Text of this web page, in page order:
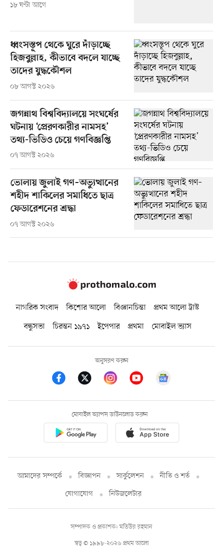
১৮ ঘণ্টা আগে
ধ্বংসস্তূপ থেকে ঘুরে দাঁড়াচ্ছে
হিজবুল্লাহ, কীভাবে বদলে যাচ্ছে
তাদের যুদ্ধকৌশল
০৮ আগস্ট ২০২৬
জগন্নাথ বিশ্ববিদ্যালয়ে সংঘর্ষের
ঘটনায় ‘প্রেরণকারীর নামসহ’
তথ্য-ভিডিও চেয়ে গণবিজ্ঞপ্তি
০৭ আগস্ট ২০২৬
ভোলায় জুলাই গণ–অভ্যুত্থানের
শহীদ শাকিলের সমাধিতে ছাত্র
ফেডারেশনের শ্রদ্ধা
০৭ আগস্ট ২০২৬
নাগরিক সংবাদ কিশোর আলো বিজ্ঞানচিন্তা
প্রথম আলো ট্রাস্ট
বন্ধুসভা
চিরন্তন ১৯৭১ ইপেপার প্রথমা মোবাইল ভ্যাস
অনুসরণ করুন
মোবাইল অ্যাপস ডাউনলোড করুন
আমাদের সম্পর্কে বিজ্ঞাপন সার্কুলেশন
নীতি ও শর্ত
যোগাযোগ
নিউজলেটার
স্বত্ব © ১৯৯৮-২০২৬ প্রথম আলো
সম্পাদক ও প্রকাশক: মতিউর রহমান